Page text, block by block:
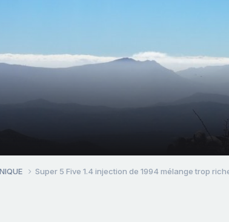
Super 5 Five 1.4 injection de 1994 mélange trop